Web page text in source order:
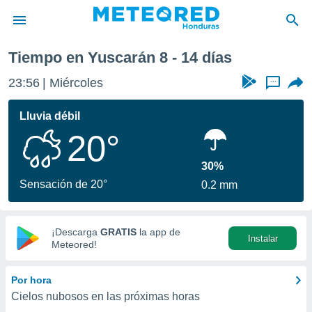
de
ha sido
para
que se
calidad.
a este
las
y
digital
basada
Tiempo en Yuscarán 8 - 14 días
23:56 Miércoles ...
Lluvia débil
20°
Sensación de 20°
30%
0.2 mm
¡Descarga GRATIS la app de
Meteored!
Instalar
Por hora
Cielos nubosos en las próximas horas